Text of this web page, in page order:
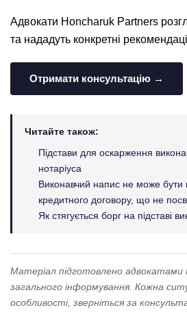
Адвокати Honcharuk Partners
та нададуть конкретні
Отримати консультацію →
Читайте також:
Підстави для оскарження
нотаріуса
Виконавчий напис не може бути
кредитного договору, що не
Як стягується борг на підставі
Матеріал підготовлено адвокатами
загального інформування. Кожна
особливості, зверніться за